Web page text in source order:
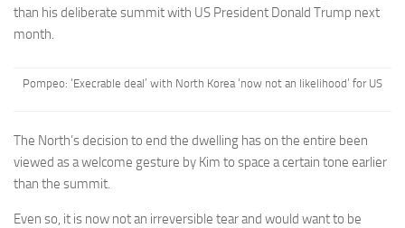
than his deliberate summit with US President Donald Trump next
month.
Pompeo: ‘Execrable deal’ with North Korea ‘now not an likelihood’ for US
The North’s decision to end the dwelling has on the entire been
viewed as a welcome gesture by Kim to space a certain tone earlier
than the summit.
Even so, it is now not an irreversible tear and would want to be